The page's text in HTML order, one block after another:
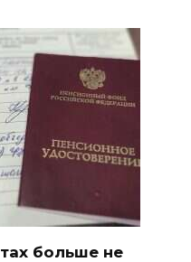
больше не